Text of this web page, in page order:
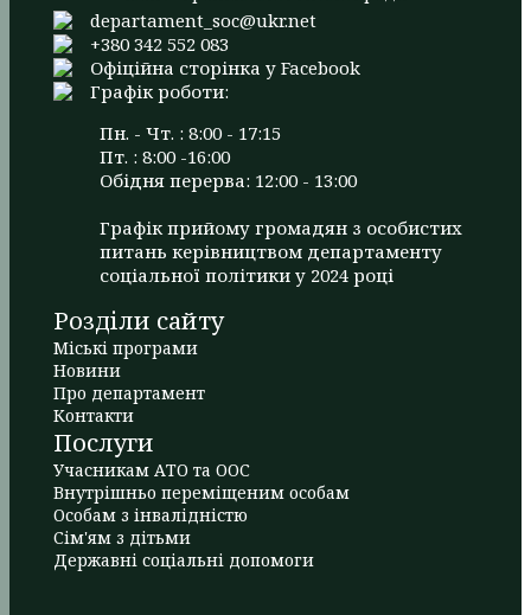
departament_soc@ukr.net
+380 342 552 083
Офіційна сторінка у Facebook
Графік роботи:
Пн. - Чт. : 8:00 - 17:15
Пт. : 8:00 -16:00
Обідня перерва: 12:00 - 13:00
Графік прийому громадян з особистих
питань керівництвом департаменту
соціальної політики у 2024 році
Розділи сайту
Міські програми
Новини
Про департамент
Контакти
Послуги
Учасникам АТО та ООС
Внутрішньо переміщеним особам
Особам з інвалідністю
Сім'ям з дітьми
Державні соціальні допомоги